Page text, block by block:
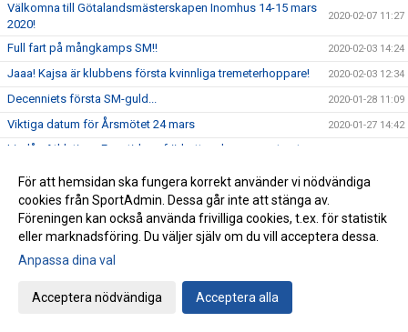
Välkomna till Götalandsmästerskapen Inomhus 14-15 mars
2020!
2020-02-07 11:27
Full fart på mångkamps SM!! 2020-02-03 14:24
Jaaa! Kajsa är klubbens första kvinnliga tremeterhoppare! 2020-02-03 12:34
Decenniets första SM-guld... 2020-01-28 11:09
Viktiga datum för Årsmötet 24 mars 2020-01-27 14:42
Lindås Athletics - Framtidens friidrottare har presenterat
Tidsprogram och PM - Lindås Athletics 2020 2020-01-23 09:42
Fantastiskt fina prestationer av IFK på Quality Hotel Games 2020-01-20 12:04
Cafét i Friidrottens Hus öppnar onsdagar 2020-01-15 12:59
Välkomna till Lindås Athletics-anmälan är öppen!
Gröten och ruschen: framgången fortsätter!
Terminsavslutning för våra yngsta aktiva födda 2012
För att hemsidan ska fungera korrekt använder vi nödvändiga
cookies från SportAdmin. Dessa går inte att stänga av.
Föreningen kan också använda frivilliga cookies, t.ex. för statistik
eller marknadsföring. Du väljer själv om du vill acceptera dessa.
Anpassa dina val
Acceptera nödvändiga Acceptera alla